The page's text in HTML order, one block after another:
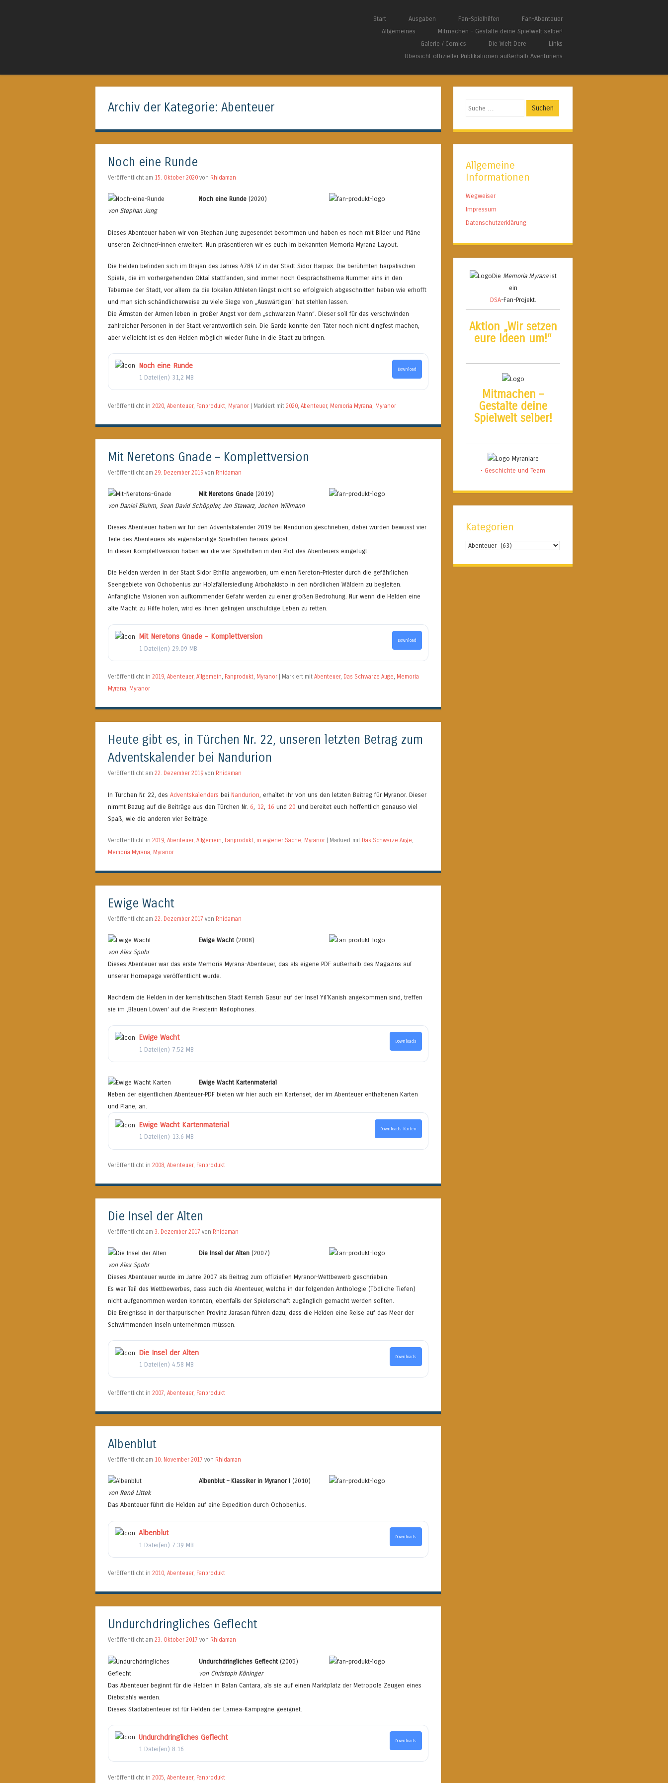
Springe zum Inhalt
Start Ausgaben Fan-Spielhilfen
Fan-Abenteuer
Allgemeines
Mitmachen – Gestalte deine Spielwelt selber!
Galerie / Comics
Die Welt Dere
Links
Übersicht offizieller Publikationen außerhalb Aventuriens
Archiv der Kategorie: Abenteuer
Noch eine Runde
Veröffentlicht am 15. Oktober 2020 von Rhidaman
Noch eine Runde (2020)
von Stephan Jung
Dieses Abenteuer haben wir von Stephan Jung zugesendet bekommen und haben es noch mit Bilder und Pläne
unseren Zeichner/-innen erweitert. Nun präsentieren wir es euch im bekannten Memoria Myrana Layout.
Die Helden befinden sich im Brajan des Jahres 4784 IZ in der Stadt Sidor Harpax. Die berühmten harpalischen
Spiele, die im vorhergehenden Oktal stattfanden, sind immer noch Gesprächsthema Nummer eins in den
Tabernae der Stadt, vor allem da die lokalen Athleten längst nicht so erfolgreich abgeschnitten haben wie erhofft
und man sich schändlicherweise zu viele Siege von „Auswärtigen“ hat stehlen lassen.
Die Ärmsten der Armen leben in großer Angst vor dem „schwarzen Mann“. Dieser soll für das verschwinden
zahlreicher Personen in der Stadt verantwortlich sein. Die Garde konnte den Täter noch nicht dingfest machen,
aber vielleicht ist es den Helden möglich wieder Ruhe in die Stadt zu bringen.
Noch eine Runde
1 Datei(en) 31,2 MB
Download
Veröffentlicht in 2020 Abenteuer, Fanprodukt Myranor | Markiert mit 2020 Abenteuer, Memoria Myrana Myranor
Mit Neretons Gnade – Komplettversion
Veröffentlicht am 29. Dezember 2019 von Rhidaman
Mit Neretons Gnade (2019)
von Daniel Bluhm, Sean David Schöppler, Jan Stawarz, Jochen Willmann
Dieses Abenteuer haben wir für den Adventskalender 2019 bei Nandurion geschrieben, dabei wurden bewusst vier
Teile des Abenteuers als eigenständige Spielhilfen heraus gelöst.
In dieser Komplettversion haben wir die vier Spielhilfen in den Plot des Abenteuers eingefügt.
Die Helden werden in der Stadt Sidor Ethilia angeworben, um einen Nereton-Priester durch die gefährlichen
Seengebiete von Ochobenius zur Holzfällersiedlung Arbohakisto in den nördlichen Wäldern zu begleiten.
Anfängliche Visionen von aufkommender Gefahr werden zu einer großen Bedrohung. Nur wenn die Helden eine
alte Macht zu Hilfe holen, wird es ihnen gelingen unschuldige Leben zu retten.
Mit Neretons Gnade - Komplettversion
1 Datei(en) 29.09 MB
Download
Veröffentlicht in 2019, Abenteuer, Allgemein, Fanprodukt, Myranor Markiert mit Abenteuer, Das Schwarze Auge, Memoria
Myrana, Myranor
Heute gibt es, in Türchen Nr. 22, unseren letzten Betrag zum
Adventskalender bei Nandurion
Veröffentlicht am 22. Dezember 2019 von Rhidaman
In Türchen Nr. 22, des Adventskalenders bei Nandurion , erhaltet ihr von uns den letzten Beitrag für Myranor. Dieser
nimmt Bezug auf die Beiträge aus den Türchen Nr. 6 12 16 und 20 und bereitet euch hoffentlich genauso viel
Spaß, wie die anderen vier Beiträge.
Veröffentlicht in 2019, Abenteuer, Allgemein, Fanprodukt, in eigener Sache, Myranor | Markiert mit Das Schwarze Auge,
Memoria Myrana, Myranor
Ewige Wacht
Veröffentlicht am 22. Dezember 2017 von Rhidaman
Ewige Wacht(2008)
von Alex Spohr
Dieses Abenteuer war das erste Memoria Myrana-Abenteuer, das als eigene PDF außerhalb des Magazins auf
unserer Homepage veröffentlicht wurde.
Nachdem die Helden in der kerrishitischen Stadt Kerrish Gasur auf der Insel Yil’Kanish angekommen sind, treffen
sie im ‚Blauen Löwen‘ auf die Priesterin Nailophones.
Ewige Wacht
1 Datei(en) 7.52 MB
Downloads
Ewige Wacht Kartenmaterial
Neben der eigentlichen Abenteuer-PDF bieten wir hier auch ein Kartenset, der im Abenteuer enthaltenen Karten
und Pläne, an.
Ewige Wacht Kartenmaterial
1 Datei(en) 13.6 MB
Downloads Karten
Veröffentlicht in 2008 Abenteuer, Fanprodukt
Die Insel der Alten
Veröffentlicht am 3. Dezember 2017 von Rhidaman
Die Insel der Alten (2007)
von Alex Spohr
Dieses Abenteuer wurde im Jahre 2007 als Beitrag zum offiziellen Myranor-Wettbewerb geschrieben.
Es war Teil des Wettbewerbes, dass auch die Abenteuer, welche in der folgenden Anthologie (Tödliche Tiefen)
nicht aufgenommen werden konnten, ebenfalls der Spielerschaft zugänglich gemacht werden sollten.
Die Ereignisse in der tharpurischen Provinz Jarasan führen dazu, dass die Helden eine Reise auf das Meer der
Schwimmenden Inseln unternehmen müssen.
Die Insel der Alten
1 Datei(en) 4.58 MB
Downloads
Veröffentlicht in 2007, Abenteuer, Fanprodukt
Albenblut
Veröffentlicht am 10. November 2017 von Rhidaman
Albenblut – Klassiker in Myranor I (2010)
von René Littek
Das Abenteuer führt die Helden auf eine Expedition durch Ochobenius.
Albenblut
1 Datei(en) 7.39 MB
Downloads
Veröffentlicht in 2010, Abenteuer, Fanprodukt
Undurchdringliches Geflecht
Veröffentlicht am 23. Oktober 2017 von Rhidaman
Undurchdringliches Geflecht (2005)
von Christoph Köninger
Das Abenteuer beginnt für die Helden in Balan Cantara, als sie auf einen Marktplatz der Metropole Zeugen eines
Diebstahls werden.
Dieses Stadtabenteuer ist für Helden der Lamea-Kampagne geeignet.
Undurchdringliches Geflecht
1 Datei(en) 8.16
Downloads
Veröffentlicht in 2005 Abenteuer, Fanprodukt
Suchen
Allgemeine
Informationen
Wegweiser
Impressum
Datenschutzerklärung
Die Memoria Myranaist
ein
DSA-Fan-Projekt.
Aktion „Wir setzen
eure Ideen um!“
Mitmachen –
Gestalte deine
Spielwelt selber!
• Geschichte und Team
Kategorien
Kategorien